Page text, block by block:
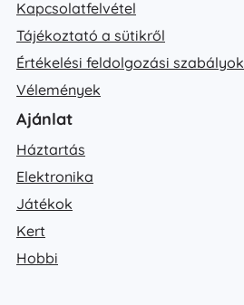
Kapcsolatfelvétel
Tájékoztató a sütikről
Értékelési feldolgozási szabályok
Vélemények
Ajánlat
Háztartás
Elektronika
Játékok
Kert
Hobbi